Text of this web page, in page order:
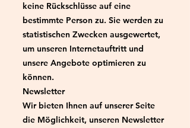
keine Rückschlüsse auf eine
bestimmte Person zu. Sie werden zu
statistischen Zwecken ausgewertet,
um unseren Internetauftritt und
unsere Angebote optimieren zu
können.
Newsletter
Wir bieten Ihnen auf unserer Seite
die Möglichkeit, unseren Newsletter